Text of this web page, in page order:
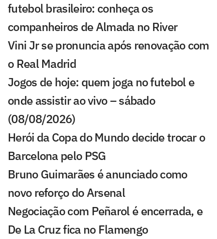
futebol brasileiro: conheça os
companheiros de Almada no River
Vini Jr se pronuncia após renovação com
o Real Madrid
Jogos de hoje: quem joga no futebol e
onde assistir ao vivo – sábado
(08/08/2026)
Herói da Copa do Mundo decide trocar o
Barcelona pelo PSG
Bruno Guimarães é anunciado como
novo reforço do Arsenal
Negociação com Peñarol é encerrada, e
De La Cruz fica no Flamengo